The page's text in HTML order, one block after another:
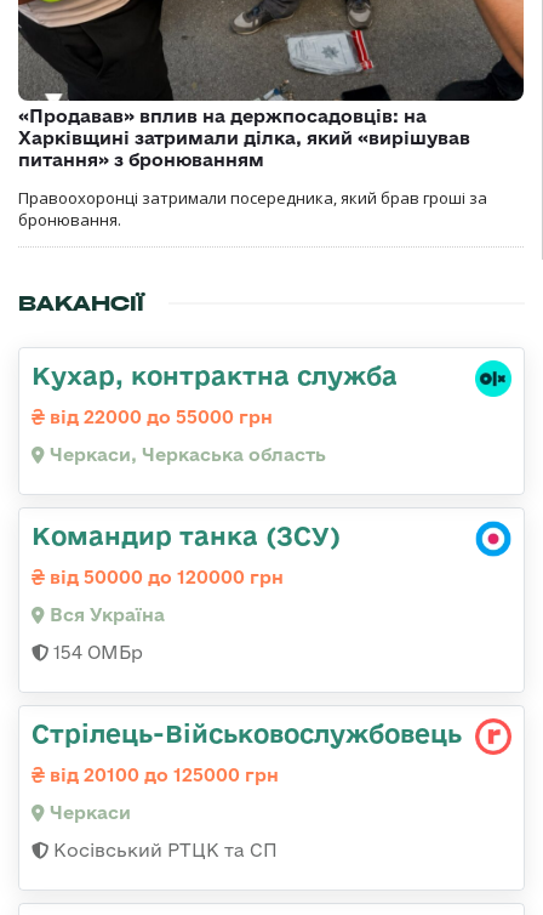
«Продавав» вплив на держпосадовців: на
Харківщині затримали ділка, який «вирішував
питання» з бронюванням
Правоохоронці затримали посередника, який брав гроші за
бронювання.
ВАКАНСІЇ
Кухар, контрактна служба
від 22000 до 55000 грн
Черкаси, Черкаська область
Командир танка (ЗСУ)
від 50000 до 120000 грн
Вся Україна
154 ОМБр
Стрілець-Військовослужбовець
від 20100 до 125000 грн
Черкаси
Косівський РТЦК та СП